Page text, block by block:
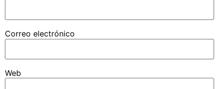
Correo electrónico
Web